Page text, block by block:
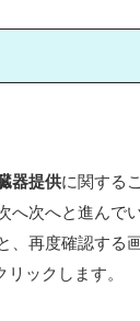
器提供に関する
次へと進んでい
再度確認する
リックします。